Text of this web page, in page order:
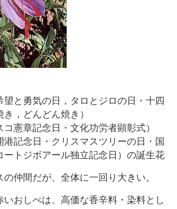
望と勇気の日，タロとジロの日・十四
，どんどん焼き）
コ憲章記念日・文化功労者顕彰式）
港記念日・クリスマスツリーの日・国
ートジボアール独立記念日）の誕生花
仲間だが、全体に一回り大きい。
いおしべは、高価な香辛料・染料とし